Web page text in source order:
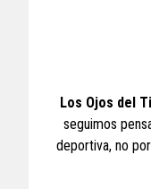
Los Ojos del
seguimos
deportiva, no